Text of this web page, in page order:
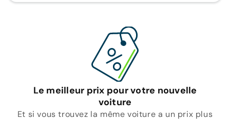
Le meilleur prix pour votre nouvelle
voiture
Et si vous trouvez la même voiture a un prix plus